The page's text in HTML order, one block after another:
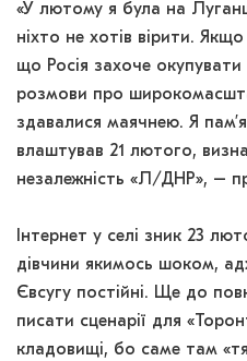
«У лютому я була на
ніхто не хотів вірити.
що Росія захоче
розмови про
здавалися маячнею. Я
влаштував 21 лютого,
незалежність «Л/ДНР», –
Інтернет у селі зник 23
дівчини якимось шоком,
Євсугу постійні. Ще до
писати сценарії для
кладовищі, бо саме там